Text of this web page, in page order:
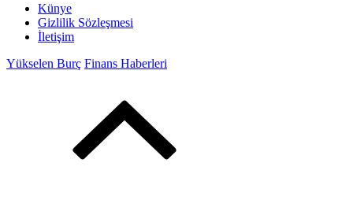
Künye
Gizlilik Sözleşmesi
İletişim
Yükselen Burç Finans Haberleri